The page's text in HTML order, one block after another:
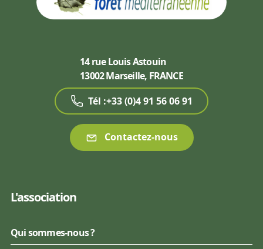
14 rue Louis Astouin
13002 Marseille, FRANCE
Tél :+33 (0)4 91 56 06 91
Contactez-nous
L'association
Qui sommes-nous ?